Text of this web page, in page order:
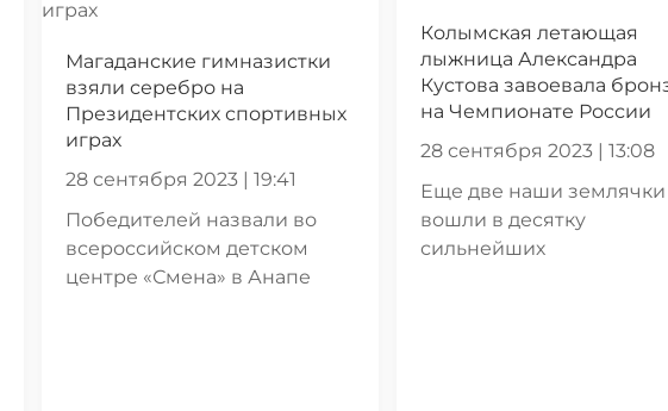
Магаданские гимназистки
взяли серебро на
Президентских спортивных
играх
28 сентября 2023 | 19:41
Победителей назвали во
всероссийском детском
центре «Смена» в Анапе
Колымская летающая
лыжница Александра
Кустова завоевала
на Чемпионате России
28 сентября 2023 | 13:08
Еще две наши землячки
вошли в десятку
сильнейших